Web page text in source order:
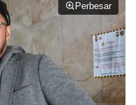
Perbesar